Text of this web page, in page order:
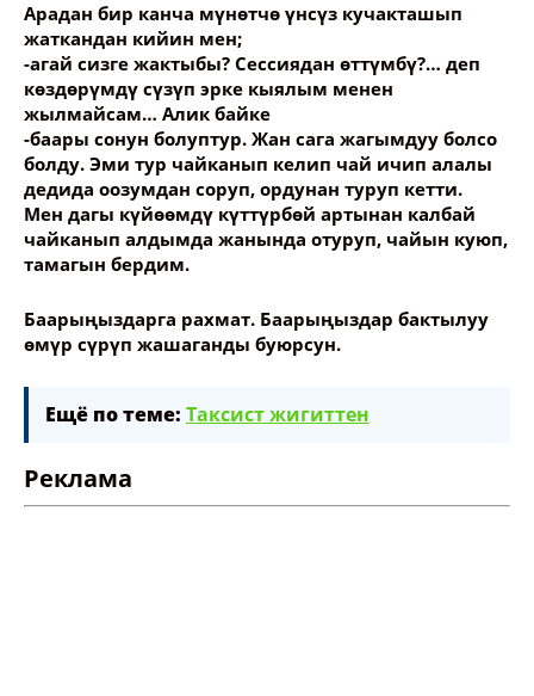
Арадан бир канча мүнөтчө үнсүз кучакташып
жаткандан кийин мен;
-агай сизге жактыбы? Сессиядан өттүмбү?… деп
көздөрүмдү сүзүп эрке кыялым менен
жылмайсам… Алик байке
-баары сонун болуптур. Жан сага жагымдуу болсо
болду. Эми тур чайканып келип чай ичип алалы
дедида оозумдан соруп, ордунан туруп кетти.
Мен дагы күйөөмдү күттүрбөй артынан калбай
чайканып алдымда жанында отуруп, чайын куюп,
тамагын бердим.
Баарыңыздарга рахмат. Баарыңыздар бактылуу
өмүр сүрүп жашаганды буюрсун.
Ещё по теме: Таксист жигиттен
Реклама